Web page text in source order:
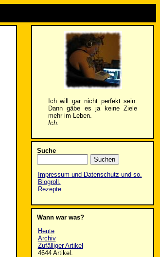
Ich will gar nicht perfekt sein.
Dann gäbe es ja keine Ziele
mehr im Leben.
Ich.
Suche
Impressum und Datenschutz und so.
Blogroll.
Rezepte
Wann war was?
Heute
Archiv
Zufälliger Artikel
4644 Artikel.